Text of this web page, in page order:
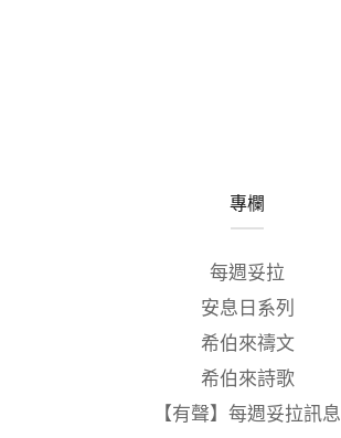
專欄
每週妥拉
安息日系列
希伯來禱文
希伯來詩歌
【有聲】每週妥拉訊息